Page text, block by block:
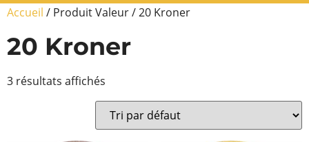
Accueil / Produit Valeur / 20 Kroner
20 Kroner
3 résultats affichés